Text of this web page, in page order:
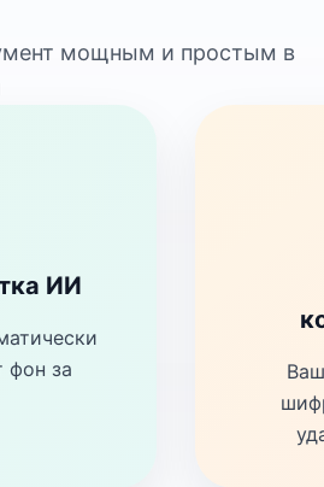
мощным и простым в
ИИ
фон за